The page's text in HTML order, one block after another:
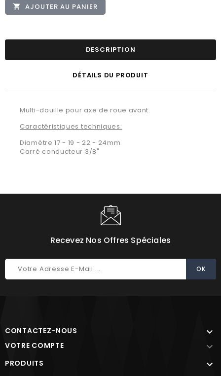
 AJOUTER AU PANIER
DESCRIPTION
DÉTAILS DU PRODUIT
Multi-douille pour axe de roue avant.
Caractéristiques techniques:
Diamètre 17 - 19 - 22 - 24mm
Carré conducteur 3/8"
Recevez Nos Offres Spéciales
CONTACTEZ-NOUS 
VOTRE COMPTE 
PRODUITS 